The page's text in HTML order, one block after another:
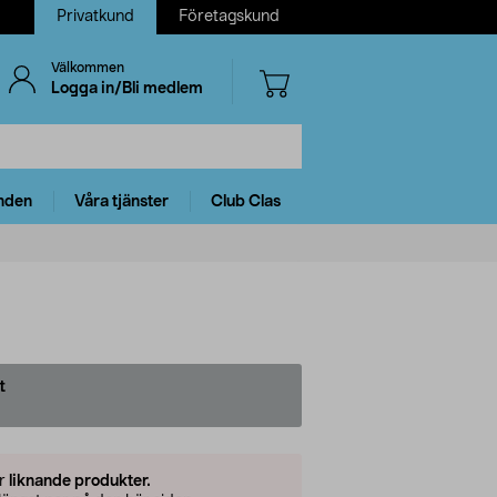
Privatkund Företagskund
Välkommen
Logga in/Bli medlem
Våra tjänster Club Clas
liknande produkter.